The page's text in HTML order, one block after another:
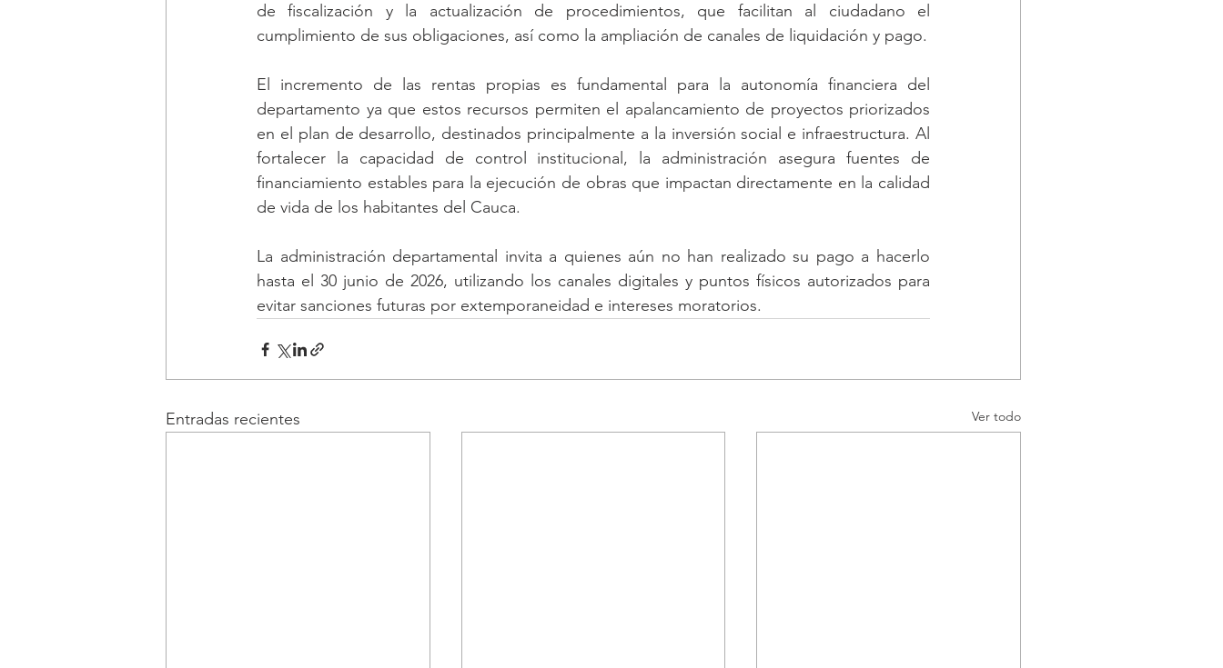
de fiscalización y la actualización de procedimientos, que facilitan al ciudadano el
cumplimiento de sus obligaciones, así como la ampliación de canales de liquidación y pago.
El incremento de las rentas propias es fundamental para la autonomía financiera del
departamento ya que estos recursos permiten el apalancamiento de proyectos priorizados
en el plan de desarrollo, destinados principalmente a la inversión social e infraestructura. Al
fortalecer la capacidad de control institucional, la administración asegura fuentes de
financiamiento estables para la ejecución de obras que impactan directamente en la calidad
de vida de los habitantes del Cauca.
La administración departamental invita a quienes aún no han realizado su pago a hacerlo
hasta el 30 junio de 2026, utilizando los canales digitales y puntos físicos autorizados para
evitar sanciones futuras por extemporaneidad e intereses moratorios.
Entradas recientes Ver todo